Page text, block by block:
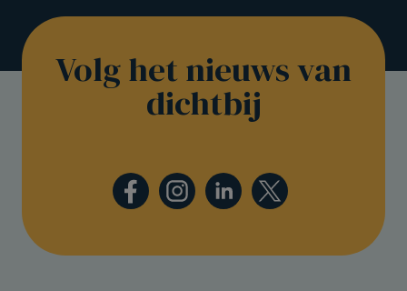
Volg het nieuws van
dichtbij